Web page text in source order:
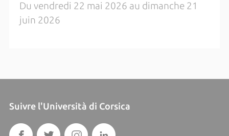
Du vendredi 22 mai 2026 au dimanche 21
juin 2026
Suivre l'Università di Corsica